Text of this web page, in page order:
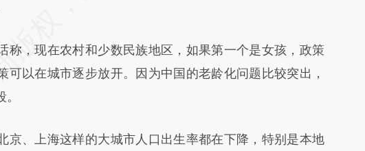
，现在农村和少数民族地区，如果第一个是女孩，政策
可以在城市逐步放开。因为中国的老龄化问题比较突出，
、上海这样的大城市人口出生率都在下降，特别是本地